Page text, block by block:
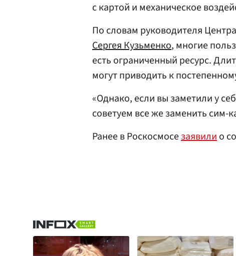
с картой и механическое
По словам руководителя
Сергея Кузьменко, многие
есть ограниченный ресурс.
могут приводить к
«Однако, если вы заметили у
советуем все же заменить сим-
Ранее в Роскосмосезаявилио